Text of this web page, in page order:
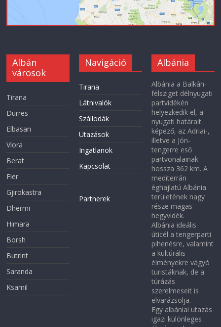
Albán
városok
Tirana
Durres
Elbasan
Vlora
Berat
Fier
Gjirokastra
Dhermi
Himara
Borsh
Butrint
Saranda
Ksamil
Navigáció
Tirana
Látnivalók
Szállodák
Utazások
Ingatlanok
Kapcsolat
Partnerek
Albánia
Albánia a Balkán-
félsziget délnyugati
partvidékén
helyezkedik el, a
nyugati határait
képező, az Adriai-,
illetve a Jón-
tengerre eső
partvonalainak
hossza 362 km. A
mediterrán
éghajlatú Albánia
területének nagy
része magas
hegyvidék.
Albánia ideális
úticél a tengerparti
pihenésre, valamint
a kultúrális
élményekre vágyó
turistáknak, de a
túrázás
szerelmeseit is
elvarázsolja.
Egy albániai utazás
igazi különleges